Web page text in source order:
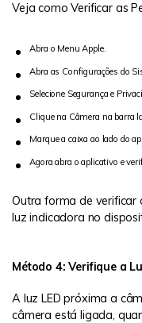
Veja como Verificar as
Abra o Menu Apple.
Abra as Configurações do
Selecione Segurança e
Clique na Câmera na barra
Marque a caixa ao lado do
Agora abra o aplicativo e
Outra forma de verificar
luz indicadora no
Método 4: Verifique a
A luz LED próxima a
câmera está ligada,